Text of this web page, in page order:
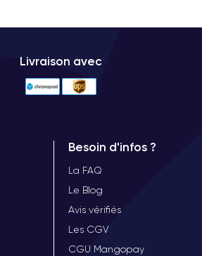
Livraison avec
Besoin d'infos ?
La FAQ
Le Blog
Avis vérifiés
Les CGV
CGU Mangopay